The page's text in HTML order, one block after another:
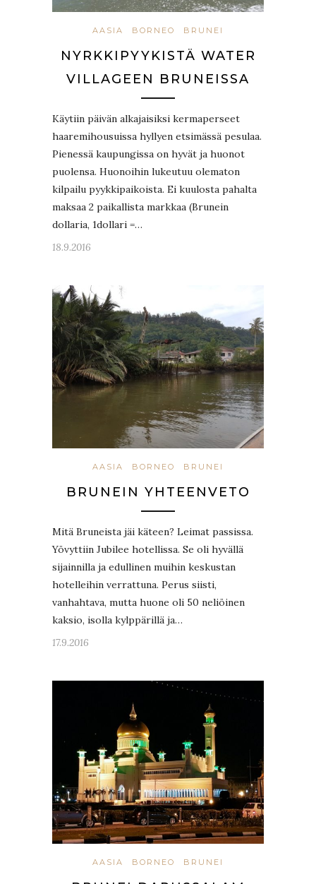
AASIA BORNEO BRUNEI
NYRKKIPYYKISTÄ WATER
VILLAGEEN BRUNEISSA
Käytiin päivän alkajaisiksi kermaperseet
haaremihousuissa hyllyen etsimässä pesulaa.
Pienessä kaupungissa on hyvät ja huonot
puolensa. Huonoihin lukeutuu olematon
kilpailu pyykkipaikoista. Ei kuulosta pahalta
maksaa 2 paikallista markkaa (Brunein
dollaria, 1dollari =…
18.9.2016
AASIA BORNEO BRUNEI
BRUNEIN YHTEENVETO
Mitä Bruneista jäi käteen? Leimat passissa.
Yövyttiin Jubilee hotellissa. Se oli hyvällä
sijainnilla ja edullinen muihin keskustan
hotelleihin verrattuna. Perus siisti,
vanhahtava, mutta huone oli 50 neliöinen
kaksio, isolla kylppärillä ja…
17.9.2016
AASIA BORNEO BRUNEI